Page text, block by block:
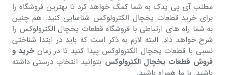
مطلب آی پی یدک به شما کمک خواهد کرد تا بهترین فروشگاه را
برای خرید قطعات یخچال الکترولوکس شناسایی کنید. هم چنین
به شما راه های ارتباطی با فروشگاه قطعات یخچال الکترولوکس را
شرح خواهد داد. البته لازم به ذکر است که باید در ابتدا شناختی
نسبی با قطعات یخچال الکترولوکس پیدا کنید تا در زمانخرید و
فروش قطعات یخچال الکترولوکس بتوانید انتخاب درستی داشته